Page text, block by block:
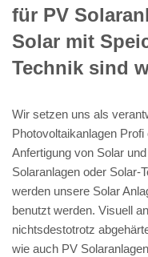
für PV
Solar mit
Technik sind
Wir setzen uns als
Photovoltaikanlagen
Anfertigung von Solar
Solaranlagen oder Solar-
werden unsere Solar
benutzt werden. Visuell
nichtsdestotrotz
wie auch PV